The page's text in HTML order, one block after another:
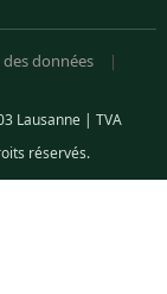
données
|
Lausanne | TVA
réservés.